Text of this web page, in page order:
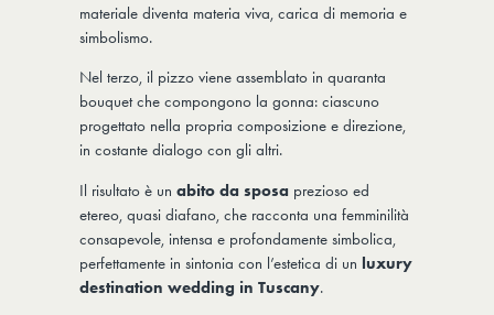
materiale diventa materia viva, carica di memoria e
simbolismo.
Nel terzo, il pizzo viene assemblato in quaranta
bouquet che compongono la gonna: ciascuno
progettato nella propria composizione e direzione,
in costante dialogo con gli altri.
Il risultato è unabito da sposa prezioso ed
etereo, quasi diafano, che racconta una femminilità
consapevole, intensa e profondamente simbolica,
perfettamente in sintonia con l’estetica di un luxury
destination wedding in Tuscany.